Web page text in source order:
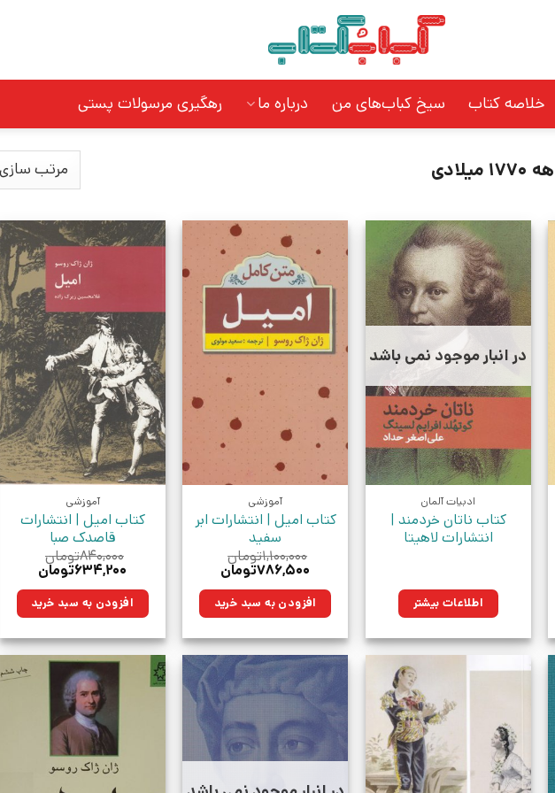
خلاصه کتاب سیخ کباب‌های من درباره ما رهگیری مرسولات پستی
میلادی
در انبار موجود نمی باشد
ادبیات آلمان
کتاب ناتان خردمند |
انتشارات لاهیتا
اطلاعات بیشتر
آموزشی
کتاب امیل | انتشارات ابر
سفید
۱,۱۰۰,۰۰۰تومان
قیمت
۱,۱۰۰,۰۰۰تومان
بود.
۷۸۶,۵۰۰تومانقیمت
۷۸۶,۵۰۰تومان.افزودن به سبد خرید
آموزشی
کتاب امیل | انتشارات
قاصدک صبا
۸۴۰,۰۰۰تومان
قیمت
۸۴۰,۰۰۰تومان
بود.
۶۳۴,۲۰۰تومانقیمت
۶۳۴,۲۰۰تومان.افزودن به سبد خرید